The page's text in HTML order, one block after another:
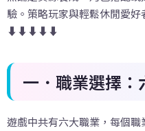
驗。策略玩家與輕鬆休閒愛
⬇️⬇️⬇️⬇️⬇️
一．職業選擇：
遊戲中共有六大職業，每個